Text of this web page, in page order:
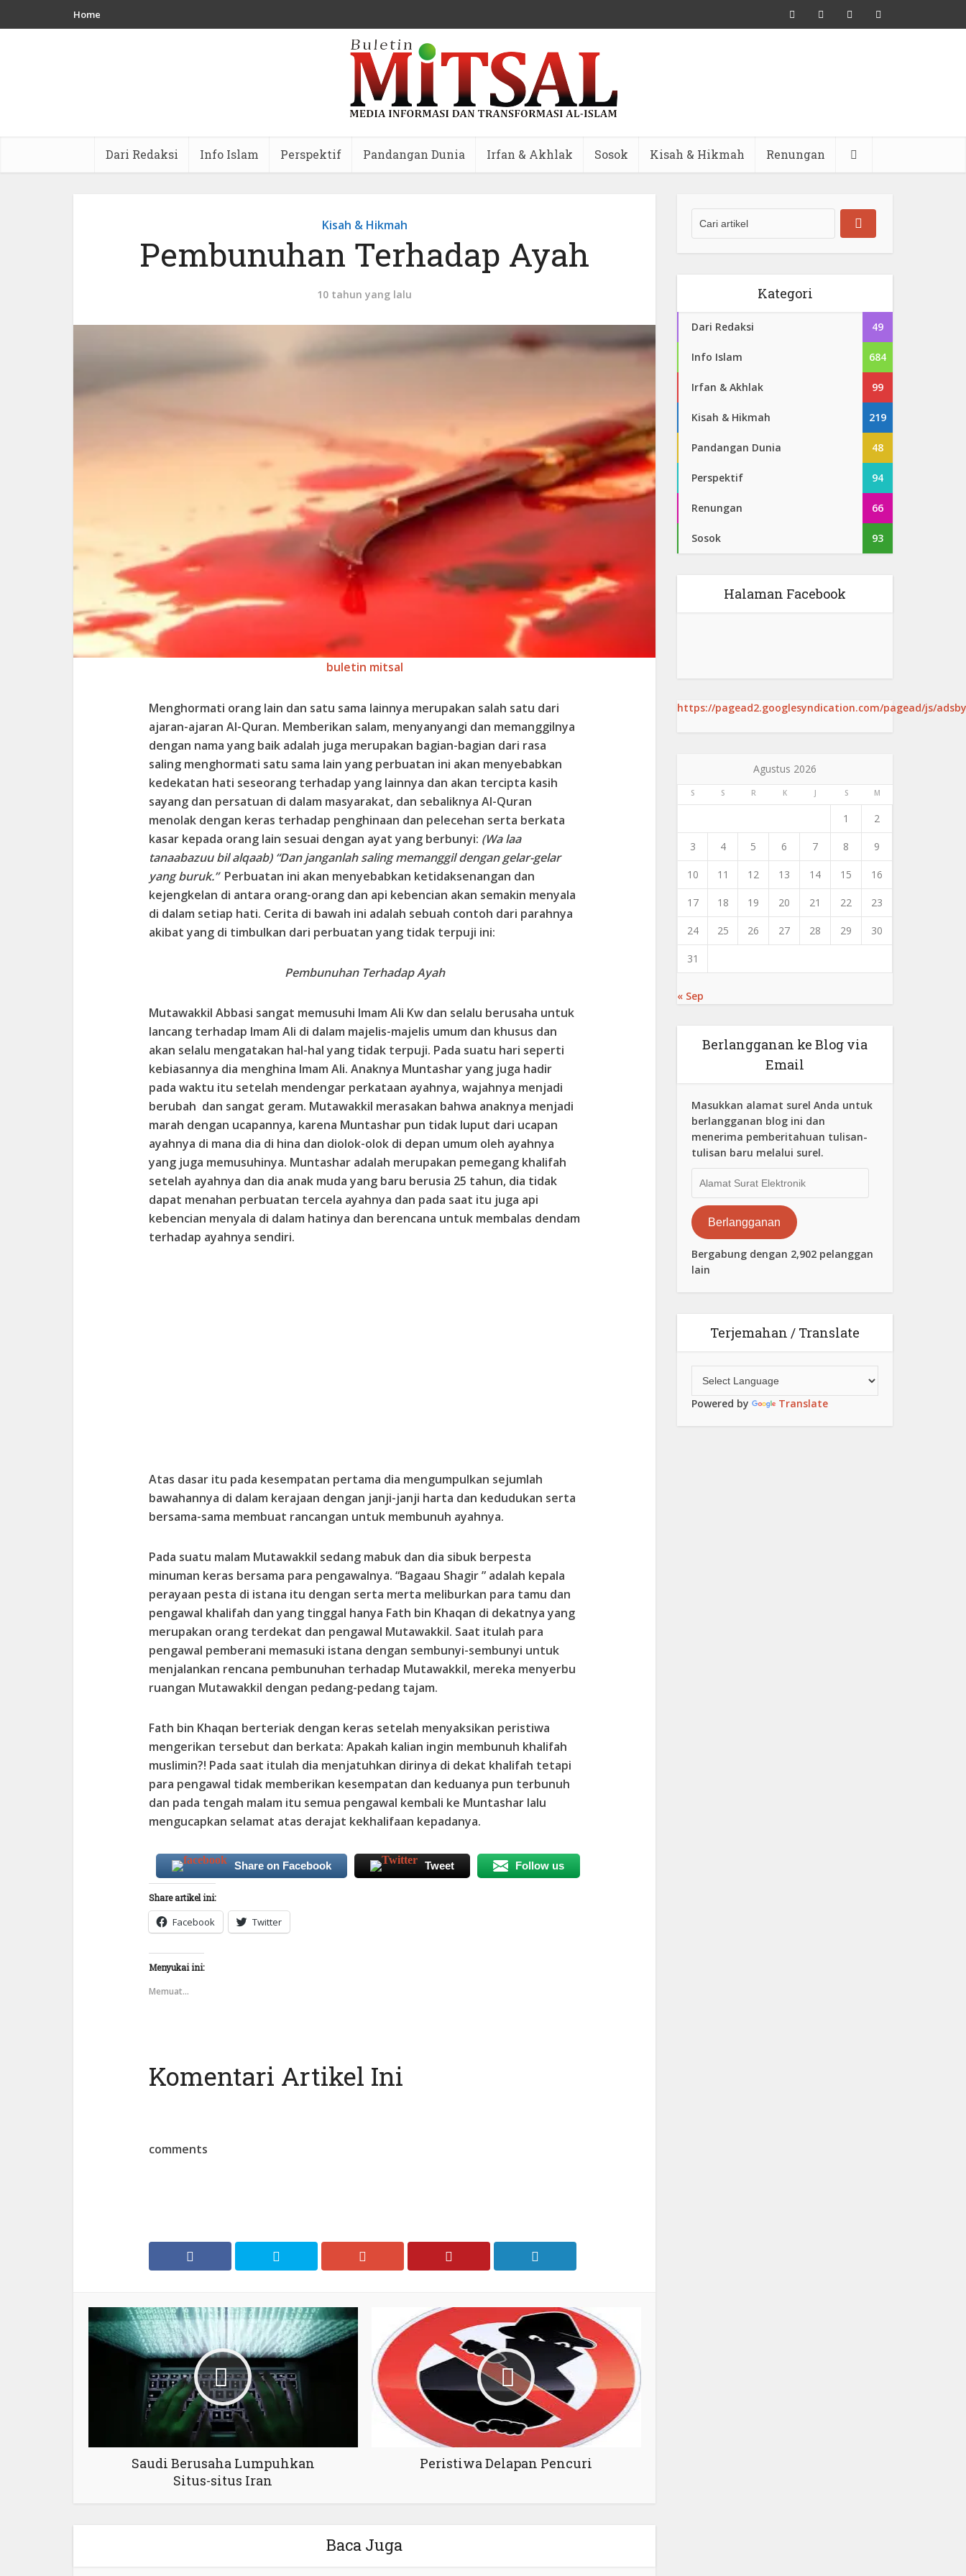
Home
Dari Redaksi Info Islam Perspektif Pandangan Dunia Irfan & Akhlak Sosok Kisah & Hikmah Renungan
Kisah & Hikmah
Pembunuhan Terhadap Ayah
10 tahun yang lalu
buletin mitsal
Menghormati orang lain dan satu sama lainnya merupakan salah satu dari
ajaran-ajaran Al-Quran. Memberikan salam, menyanyangi dan memanggilnya
dengan nama yang baik adalah juga merupakan bagian-bagian dari rasa
saling menghormati satu sama lain yang perbuatan ini akan menyebabkan
kedekatan hati seseorang terhadap yang lainnya dan akan tercipta kasih
sayang dan persatuan di dalam masyarakat, dan sebaliknya Al-Quran
menolak dengan keras terhadap penghinaan dan pelecehan serta berkata
kasar kepada orang lain sesuai dengan ayat yang berbunyi: (Wa laa
tanaabazuu bil alqaab) “Dan janganlah saling memanggil dengan gelar-gelar
yang buruk.”Perbuatan ini akan menyebabkan ketidaksenangan dan
kejengkelan di antara orang-orang dan api kebencian akan semakin menyala
di dalam setiap hati. Cerita di bawah ini adalah sebuah contoh dari parahnya
akibat yang di timbulkan dari perbuatan yang tidak terpuji ini:
Pembunuhan Terhadap Ayah
Mutawakkil Abbasi sangat memusuhi Imam Ali Kw dan selalu berusaha untuk
lancang terhadap Imam Ali di dalam majelis-majelis umum dan khusus dan
akan selalu mengatakan hal-hal yang tidak terpuji. Pada suatu hari seperti
kebiasannya dia menghina Imam Ali. Anaknya Muntashar yang juga hadir
pada waktu itu setelah mendengar perkataan ayahnya, wajahnya menjadi
berubah dan sangat geram. Mutawakkil merasakan bahwa anaknya menjadi
marah dengan ucapannya, karena Muntashar pun tidak luput dari ucapan
ayahnya di mana dia di hina dan diolok-olok di depan umum oleh ayahnya
yang juga memusuhinya. Muntashar adalah merupakan pemegang khalifah
setelah ayahnya dan dia anak muda yang baru berusia 25 tahun, dia tidak
dapat menahan perbuatan tercela ayahnya dan pada saat itu juga api
kebencian menyala di dalam hatinya dan berencana untuk membalas dendam
terhadap ayahnya sendiri.
Atas dasar itu pada kesempatan pertama dia mengumpulkan sejumlah
bawahannya di dalam kerajaan dengan janji-janji harta dan kedudukan serta
bersama-sama membuat rancangan untuk membunuh ayahnya.
Pada suatu malam Mutawakkil sedang mabuk dan dia sibuk berpesta
minuman keras bersama para pengawalnya. “Bagaau Shagir ” adalah kepala
perayaan pesta di istana itu dengan serta merta meliburkan para tamu dan
pengawal khalifah dan yang tinggal hanya Fath bin Khaqan di dekatnya yang
merupakan orang terdekat dan pengawal Mutawakkil. Saat itulah para
pengawal pemberani memasuki istana dengan sembunyi-sembunyi untuk
menjalankan rencana pembunuhan terhadap Mutawakkil, mereka menyerbu
ruangan Mutawakkil dengan pedang-pedang tajam.
Fath bin Khaqan berteriak dengan keras setelah menyaksikan peristiwa
mengerikan tersebut dan berkata: Apakah kalian ingin membunuh khalifah
muslimin?! Pada saat itulah dia menjatuhkan dirinya di dekat khalifah tetapi
para pengawal tidak memberikan kesempatan dan keduanya pun terbunuh
dan pada tengah malam itu semua pengawal kembali ke Muntashar lalu
mengucapkan selamat atas derajat kekhalifaan kepadanya.
Share on Facebook Tweet Follow us
Share artikel ini:
Facebook Twitter
Menyukai ini:
Memuat...
Komentari Artikel Ini
comments
Saudi Berusaha Lumpuhkan
Situs-situs Iran
Peristiwa Delapan Pencuri
Baca Juga
Kategori
Dari Redaksi 49
Info Islam 684
Irfan & Akhlak 99
Kisah & Hikmah 219
Pandangan Dunia 48
Perspektif 94
Renungan 66
Sosok 93
Halaman Facebook
https://pagead2.googlesyndication.com/pagead/js/
Agustus 2026
S S R K J S M
1 2
3 4 5 6 7 8 9
10 11 12 13 14 15 16
17 18 19 20 21 22 23
24 25 26 27 28 29 30
31
« Sep
Berlangganan ke Blog via
Email
Masukkan alamat surel Anda untuk
berlangganan blog ini dan
menerima pemberitahuan tulisan-
tulisan baru melalui surel.
Surat
Elektronik
Berlangganan
Bergabung dengan 2,902 pelanggan
lain
Terjemahan / Translate
Powered by Translate